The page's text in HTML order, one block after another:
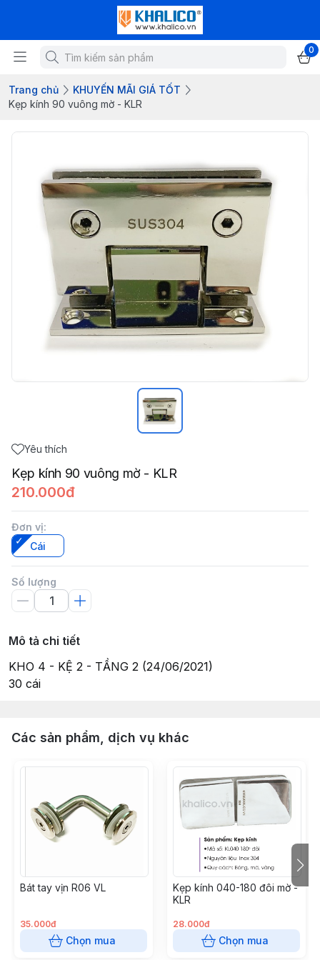
0
Trang chủ
KHUYẾN MÃI GIÁ TỐT
Kẹp kính 90 vuông mờ - KLR
Yêu thích
Kẹp kính 90 vuông mờ - KLR
210.000đ
Đơn vị:
Cái
Số lượng
Mô tả chi tiết
KHO 4 - KỆ 2 - TẦNG 2 (24/06/2021)
30 cái
Các sản phẩm, dịch vụ khác
Bát tay vịn R06 VL
35.000đ
Chọn mua
Kẹp kính 040-180 đôi mờ -
KLR
28.000đ
Chọn mua